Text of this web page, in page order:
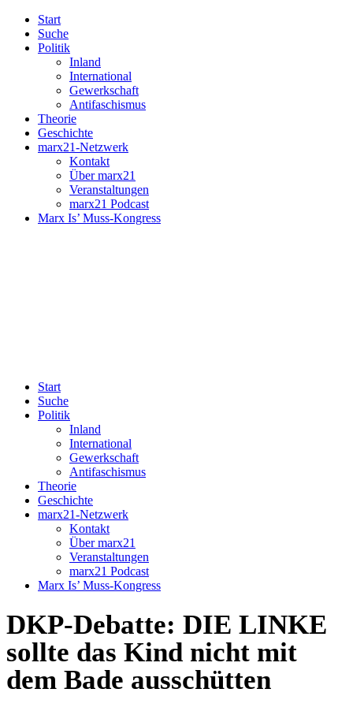
Start
Suche
Politik
Inland
International
Gewerkschaft
Antifaschismus
Theorie
Geschichte
marx21-Netzwerk
Kontakt
Über marx21
Veranstaltungen
marx21 Podcast
Marx Is’ Muss-Kongress
Start
Suche
Politik
Inland
International
Gewerkschaft
Antifaschismus
Theorie
Geschichte
marx21-Netzwerk
Kontakt
Über marx21
Veranstaltungen
marx21 Podcast
Marx Is’ Muss-Kongress
DKP-Debatte: DIE LINKE
sollte das Kind nicht mit
dem Bade ausschütten